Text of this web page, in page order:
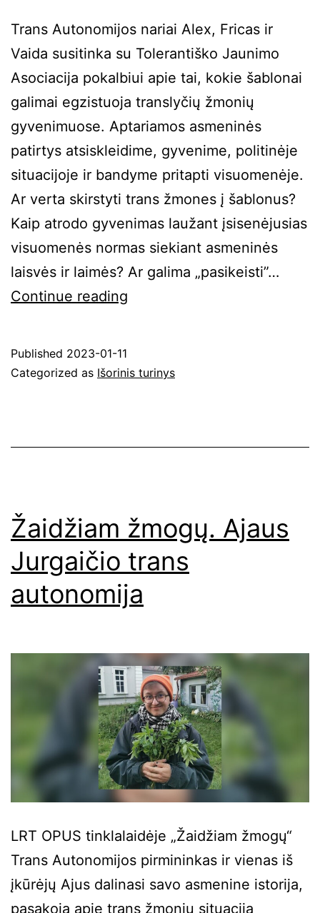
Trans Autonomijos nariai Alex, Fricas ir
Vaida susitinka su Tolerantiško Jaunimo
Asociacija pokalbiui apie tai, kokie šablonai
galimai egzistuoja translyčių žmonių
gyvenimuose. Aptariamos asmeninės
patirtys atsiskleidime, gyvenime, politinėje
situacijoje ir bandyme pritapti visuomenėje.
Ar verta skirstyti trans žmones į šablonus?
Kaip atrodo gyvenimas laužant įsisenėjusias
visuomenės normas siekiant asmeninės
laisvės ir laimės? Ar galima „pasikeisti”…
Continue reading
–
Published 2023-01-11
Categorized as Išorinis turinys
Žaidžiam žmogų. Ajaus
Jurgaičio trans
autonomija
LRT OPUS tinklalaidėje „Žaidžiam žmogų“
Trans Autonomijos pirmininkas ir vienas iš
įkūrėjų Ajus dalinasi savo asmenine istorija,
pasakoja apie trans žmonių situaciją